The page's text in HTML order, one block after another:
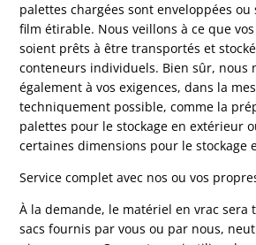
palettes chargées sont enveloppées ou
film étirable. Nous veillons à ce que
soient prêts à être transportés et
conteneurs individuels. Bien sûr, nous
également à vos exigences, dans la
techniquement possible, comme la
palettes pour le stockage en extérieur
certaines dimensions pour le stockage
Service complet avec nos ou vos
À la demande, le matériel en vrac sera
sacs fournis par vous ou par nous,